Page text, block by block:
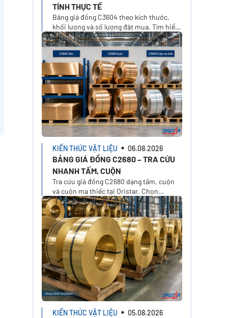
TÍNH THỰC TẾ
Bảng giá đồng C3604 theo kích thước,
khối lượng và số lượng đặt mua. Tìm hiểu
cách tính đơn giá, phí cắt, VAT, vận
chuyển và nhận báo giá tại Oristar
KIẾN THỨC VẬT LIỆU 06.08.2026
BẢNG GIÁ ĐỒNG C2680 – TRA CỨU
NHANH TẤM, CUỘN
Tra cứu giá đồng C2680 dạng tấm, cuộn
và cuộn mạ thiếc tại Oristar. Chọn
temper, xuất xứ, kích thước, khối lượng
để tính giá theo nhu cầu thực tế
KIẾN THỨC VẬT LIỆU 05.08.2026